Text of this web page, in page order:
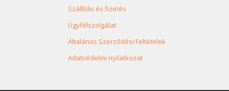
Szállítás és fizetés
Ügyfélszolgálat
Általános Szerződési Feltételek
Adatvédelmi nyilatkozat